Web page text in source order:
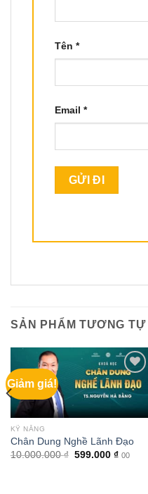
Tên *
Email *
SẢN PHẨM TƯƠNG TỰ
Giảm giá!
KỸ NĂNG
Chân Dung Nghề Lãnh Đạo
10.000.000₫ Giá
599.000 ₫Giá
00